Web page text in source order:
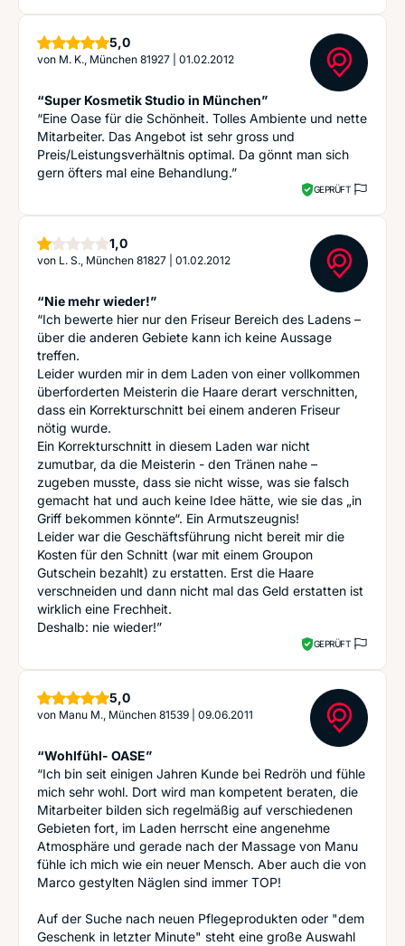
5,0Sterne
von M. K., München 81927 01.02.2012
“Super Kosmetik Studio in München”
“Eine Oase für die Schönheit. Tolles Ambiente und nette
Mitarbeiter. Das Angebot ist sehr gross und
Preis/Leistungsverhältnis optimal. Da gönnt man sich
gern öfters mal eine Behandlung.”
GEPRÜFT
1,0Stern
von L. S., München 81827 01.02.2012
“Nie mehr wieder!”
“Ich bewerte hier nur den Friseur Bereich des Ladens –
über die anderen Gebiete kann ich keine Aussage
treffen.
Leider wurden mir in dem Laden von einer vollkommen
überforderten Meisterin die Haare derart verschnitten,
dass ein Korrekturschnitt bei einem anderen Friseur
nötig wurde.
Ein Korrekturschnitt in diesem Laden war nicht
zumutbar, da die Meisterin - den Tränen nahe –
zugeben musste, dass sie nicht wisse, was sie falsch
gemacht hat und auch keine Idee hätte, wie sie das „in
Griff bekommen könnte“. Ein Armutszeugnis!
Leider war die Geschäftsführung nicht bereit mir die
Kosten für den Schnitt (war mit einem Groupon
Gutschein bezahlt) zu erstatten. Erst die Haare
verschneiden und dann nicht mal das Geld erstatten ist
wirklich eine Frechheit.
Deshalb: nie wieder!”
GEPRÜFT
5,0Sterne
von Manu M., München 81539 09.06.2011
“Wohlfühl- OASE”
“Ich bin seit einigen Jahren Kunde bei Redröh und fühle
mich sehr wohl. Dort wird man kompetent beraten, die
Mitarbeiter bilden sich regelmäßig auf verschiedenen
Gebieten fort, im Laden herrscht eine angenehme
Atmosphäre und gerade nach der Massage von Manu
fühle ich mich wie ein neuer Mensch. Aber auch die von
Marco gestylten Näglen sind immer TOP!
Auf der Suche nach neuen Pflegeprodukten oder "dem
Geschenk in letzter Minute" steht eine große Auswahl